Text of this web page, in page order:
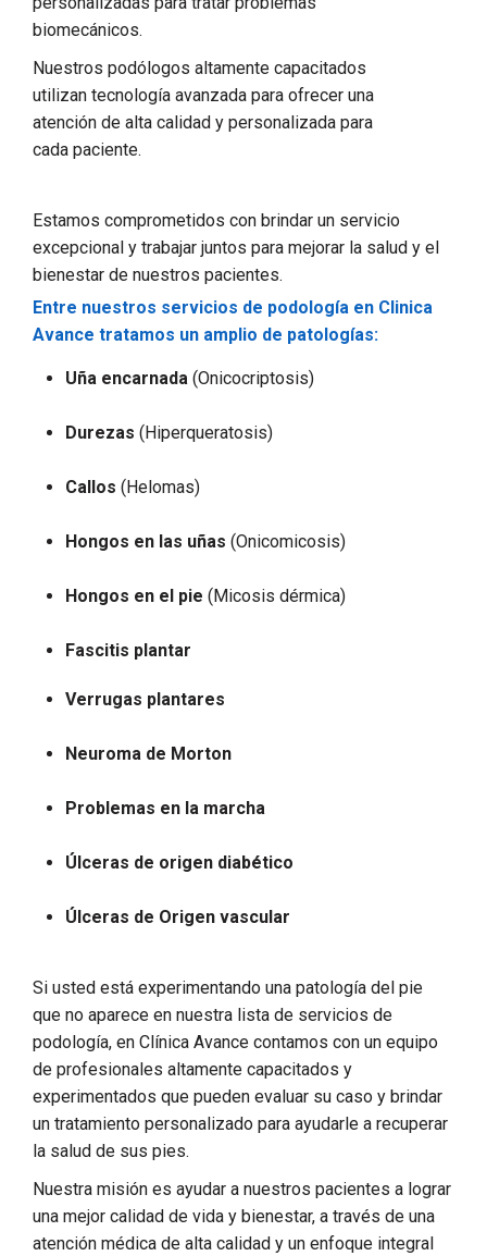
biomecánicos.
Nuestros podólogos altamente capacitados
utilizan tecnología avanzada para ofrecer una
atención de alta calidad y personalizada para
cada paciente.
Estamos comprometidos con brindar un servicio
excepcional y trabajar juntos para mejorar la salud y el
bienestar de nuestros pacientes.
Entre nuestros servicios de podología en Clinica
Avance tratamos un amplio de patologías:
Uña encarnada (Onicocriptosis)
Durezas (Hiperqueratosis)
Callos (Helomas)
Hongos en las uñas (Onicomicosis)
Hongos en el pie (Micosis dérmica)
Fascitis plantar
Verrugas plantares
Neuroma de Morton
Problemas en la marcha
Úlceras de origen diabético
Úlceras de Origen vascular
Si usted está experimentando una patología del pie
que no aparece en nuestra lista de servicios de
podología, en Clínica Avance contamos con un equipo
de profesionales altamente capacitados y
experimentados que pueden evaluar su caso y brindar
un tratamiento personalizado para ayudarle a recuperar
la salud de sus pies.
Nuestra misión es ayudar a nuestros pacientes a lograr
una mejor calidad de vida y bienestar, a través de una
atención médica de alta calidad y un enfoque integral